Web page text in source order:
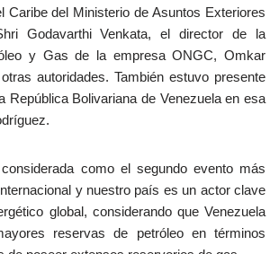
Caribe del Ministerio de Asuntos Exteriores
Godavarthi Venkata, el director de la
y Gas de la empresa ONGC, Omkar
autoridades. También estuvo presente
República Bolivariana de Venezuela en esa
como el segundo evento más
y nuestro país es un actor clave
global, considerando que Venezuela
reservas de petróleo en términos